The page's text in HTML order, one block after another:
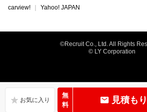
無
料
見積も
carview! Yahoo! JAPAN
©Recruit Co., Ltd. All Rights
© LY Corporation